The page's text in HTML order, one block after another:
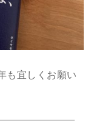
も宜しくお願い